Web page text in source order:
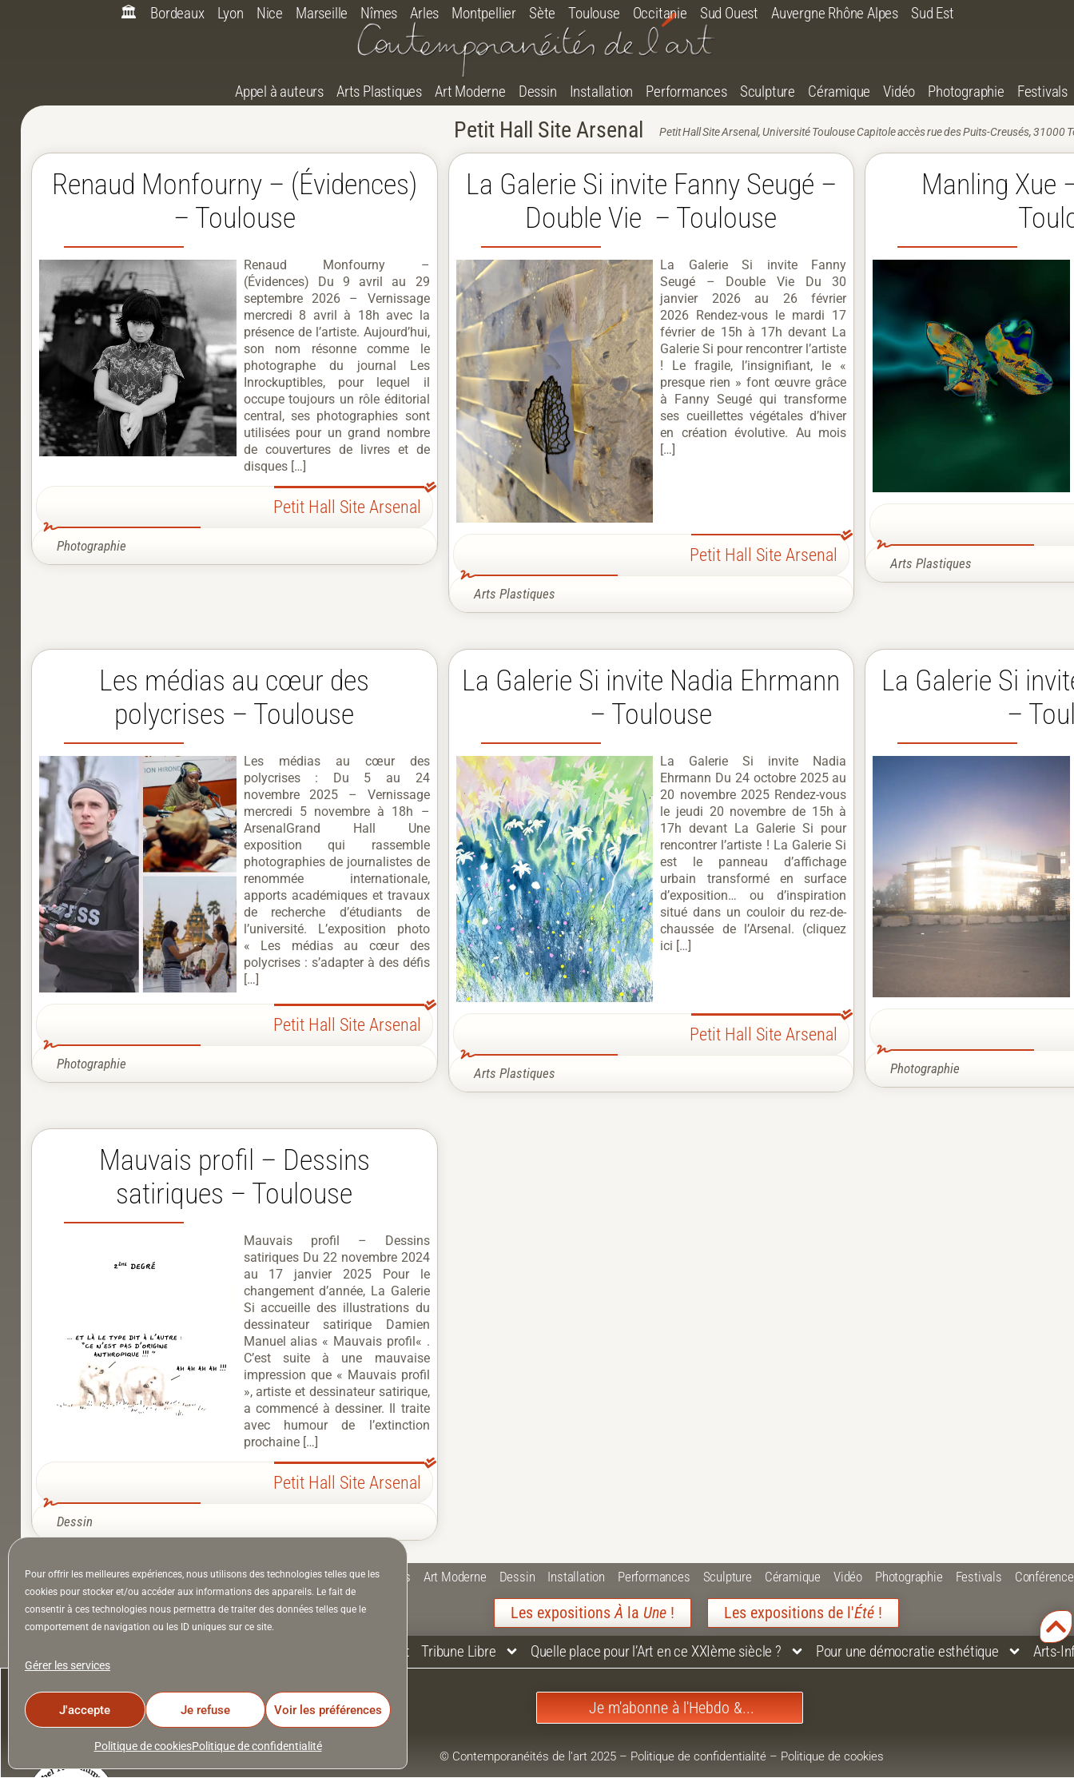
Pour offrir les meilleures expériences, nous utilisons des technologies telles que les
cookies pour stocker et/ou accéder aux informations des appareils. Le fait de
consentir à ces technologies nous permettra de traiter des données telles que le
comportement de navigation ou les ID uniques sur ce site.
Gérer les services
J'accepte Je refuse Voir les préférences
Politique de cookiesPolitique de confidentialité
🏛️ Bordeaux Lyon Nice Marseille Nîmes Arles Montpellier Sète Toulouse Occitanie Sud Ouest Auvergne Rhône Alpes Sud Est
Appel à auteurs Arts Plastiques Art Moderne Dessin Installation Performances Sculpture Céramique Vidéo Photographie Festivals
Petit Hall Site Arsenal Petit Hall Site Arsenal, Université Toulouse Capitole accès rue des Puits-Creusés, 31000
Renaud Monfourny – (Évidences)
– Toulouse
Renaud Monfourny –
(Évidences) Du 9 avril au 29
septembre 2026 – Vernissage
mercredi 8 avril à 18h avec la
présence de l’artiste. Aujourd’hui,
son nom résonne comme le
photographe du journal Les
Inrockuptibles, pour lequel il
occupe toujours un rôle éditorial
central, ses photographies sont
utilisées pour un grand nombre
de couvertures de livres et de
disques […]
Petit Hall Site Arsenal
Photographie
La Galerie Si invite Fanny Seugé –
Double Vie – Toulouse
La Galerie Si invite Fanny
Seugé – Double Vie Du 30
janvier 2026 au 26 février
2026 Rendez-vous le mardi 17
février de 15h à 17h devant La
Galerie Si pour rencontrer l’artiste
! Le fragile, l’insignifiant, le «
presque rien » font œuvre grâce
à Fanny Seugé qui transforme
ses cueillettes végétales d’hiver
en création évolutive. Au mois
[…]
Petit Hall Site Arsenal
Arts Plastiques
Manling Xue
Arts Plastiques
Les médias au cœur des
polycrises – Toulouse
Les médias au cœur des
polycrises : Du 5 au 24
novembre 2025 – Vernissage
mercredi 5 novembre à 18h –
ArsenalGrand Hall Une
exposition qui rassemble
photographies de journalistes de
renommée internationale,
apports académiques et travaux
de recherche d’étudiants de
l’université. L’exposition photo
« Les médias au cœur des
polycrises : s’adapter à des défis
[…]
Petit Hall Site Arsenal
Photographie
La Galerie Si invite Nadia Ehrmann
– Toulouse
La Galerie Si invite Nadia
Ehrmann Du 24 octobre 2025 au
20 novembre 2025 Rendez-vous
le jeudi 20 novembre de 15h à
17h devant La Galerie Si pour
rencontrer l’artiste ! La Galerie Si
est le panneau d’affichage
urbain transformé en surface
d’exposition… ou d’inspiration
situé dans un couloir du rez-de-
chaussée de l’Arsenal. (cliquez
ici […]
Petit Hall Site Arsenal
Arts Plastiques
La Galerie Si
–
Photographie
Mauvais profil – Dessins
satiriques – Toulouse
Mauvais profil – Dessins
satiriques Du 22 novembre 2024
au 17 janvier 2025 Pour le
changement d’année, La Galerie
Si accueille des illustrations du
dessinateur satirique Damien
Manuel alias « Mauvais profil« .
C’est suite à une mauvaise
impression que « Mauvais profil
», artiste et dessinateur satirique,
a commencé à dessiner. Il traite
avec humour de l’extinction
prochaine […]
Petit Hall Site Arsenal
Dessin
À la Une Appel à auteurs Arts Plastiques Art Moderne Dessin Installation Performances Sculpture Céramique Vidéo Photographie Festivals
Les expositionsÀ la Une ! Les expositions de l'Été !
Contact Tribune Libre Quelle place pour l’Art en ce XXIème siècle ? Pour une démocratie esthétique Arts-
Je m'abonne à l'Hebdo &...
© Contemporanéités de l’art 2025 – Politique de confidentialité – Politique de cookies